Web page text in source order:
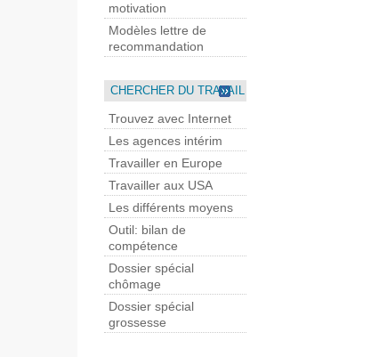
motivation
Modèles lettre de
recommandation
CHERCHER DU TRAVAIL
Trouvez avec Internet
Les agences intérim
Travailler en Europe
Travailler aux USA
Les différents moyens
Outil: bilan de
compétence
Dossier spécial
chômage
Dossier spécial
grossesse